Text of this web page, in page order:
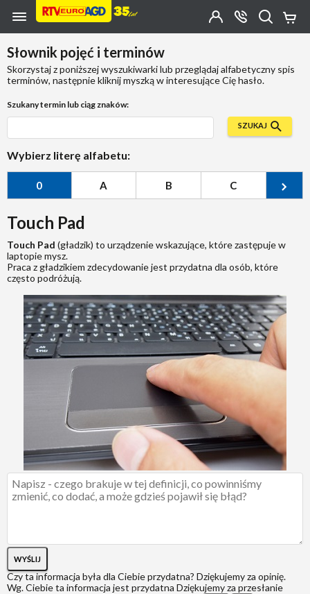
Przejdź do zawartości strony
Przejdź do wyszukiwarki
Przejdź do kategorii
Przejdź do stopki
OTWÓRZ
MENU
Moje
Konto
szukasz?
Słownik pojęć i terminów
Skorzystaj z poniższej wyszukiwarki lub przeglądaj alfabetyczny spis
terminów, następnie kliknij myszką w interesujące Cię hasło.
Szukany termin lub ciąg znaków:
SZUKAJ
Wybierz literę alfabetu:
0 A B C
Touch Pad
Touch Pad (gładzik) to urządzenie wskazujące, które zastępuje w
laptopie mysz.
Praca z gładzikiem zdecydowanie jest przydatna dla osób, które
często podróżują.
WYŚLIJ
Czy ta informacja była dla Ciebie przydatna? Dziękujemy za opinię.
Wg. Ciebie ta informacja jest przydatna Dziękujemy za przesłanie